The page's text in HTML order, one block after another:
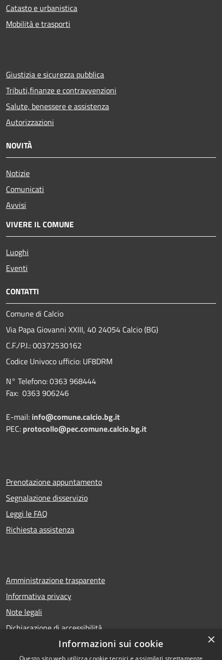
Catasto e urbanistica
Mobilità e trasporti
Giustizia e sicurezza pubblica
Tributi,finanze e contravvenzioni
Salute, benessere e assistenza
Autorizzazioni
NOVITÀ
Notizie
Comunicati
Avvisi
VIVERE IL COMUNE
Luoghi
Eventi
CONTATTI
Comune di Calcio
Via Papa Giovanni XXIII, 40 24054 Calcio (BG)
C.F./P.I.: 00372530162
Codice Univoco ufficio: UF8DRM
N° Telefono: 0363 968444
Fax: 0363 906246
E-mail: info@comune.calcio.bg.it
PEC: protocollo@pec.comune.calcio.bg.it
Prenotazione appuntamento
Segnalazione disservizio
Leggi le FAQ
Richiesta assistenza
Amministrazione trasparente
Informativa privacy
Note legali
Dichiarazione di accessibilità
×
Informazioni sui cookie
Questo sito web utilizza cookie tecnici e assimilati strettamente